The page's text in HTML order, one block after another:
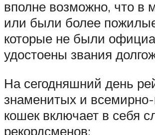
вполне возможно, что в
или были более
которые не были
удостоены звания
На сегодняшний день
знаменитых и
кошек включает в себя
рекордсменов: